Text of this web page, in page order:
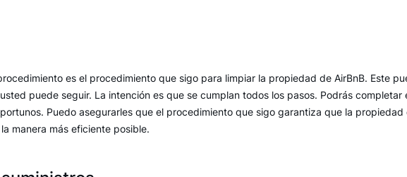
es el procedimiento que sigo para limpiar la propiedad de AirBnB. Este
puede seguir. La intención es que se cumplan todos los pasos. Podrás
Puedo asegurarles que el procedimiento que sigo garantiza que la propiedad
manera más eficiente posible.